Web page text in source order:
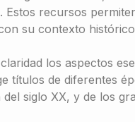
Estos recursos
su contexto
los aspectos
títulos de diferentes
siglo XX, y de los